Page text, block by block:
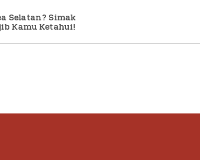
Selatan? Simak
Kamu Ketahui!